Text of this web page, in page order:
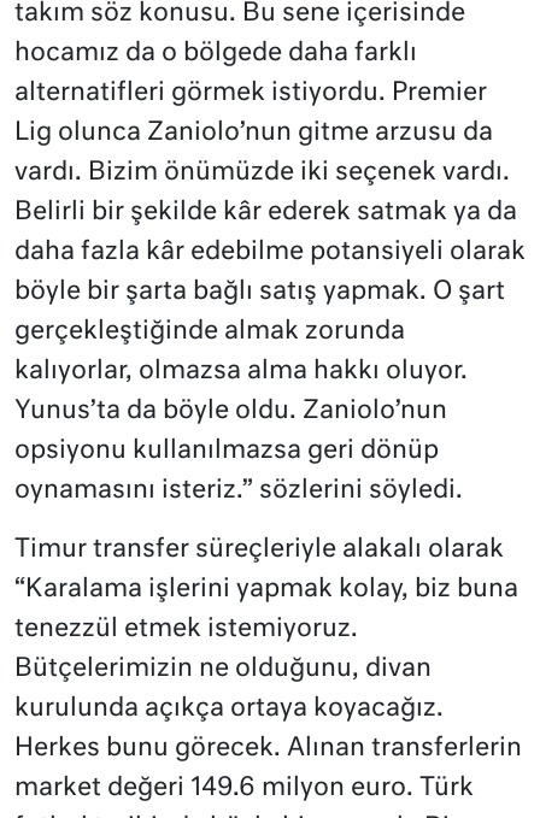
takım söz konusu. Bu sene içerisinde
hocamız da o bölgede daha farklı
alternatifleri görmek istiyordu. Premier
Lig olunca Zaniolo’nun gitme arzusu da
vardı. Bizim önümüzde iki seçenek vardı.
Belirli bir şekilde kâr ederek satmak ya da
daha fazla kâr edebilme potansiyeli olarak
böyle bir şarta bağlı satış yapmak. O şart
gerçekleştiğinde almak zorunda
kalıyorlar, olmazsa alma hakkı oluyor.
Yunus’ta da böyle oldu. Zaniolo’nun
opsiyonu kullanılmazsa geri dönüp
oynamasını isteriz.” sözlerini söyledi.
Timur transfer süreçleriyle alakalı olarak
“Karalama işlerini yapmak kolay, biz buna
tenezzül etmek istemiyoruz.
Bütçelerimizin ne olduğunu, divan
kurulunda açıkça ortaya koyacağız.
Herkes bunu görecek. Alınan transferlerin
market değeri 149.6 milyon euro. Türk